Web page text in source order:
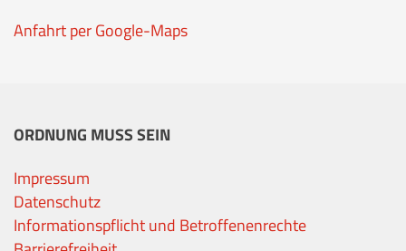
Anfahrt per Google-Maps
ORDNUNG MUSS SEIN
Impressum
Datenschutz
Informationspflicht und Betroffenenrechte